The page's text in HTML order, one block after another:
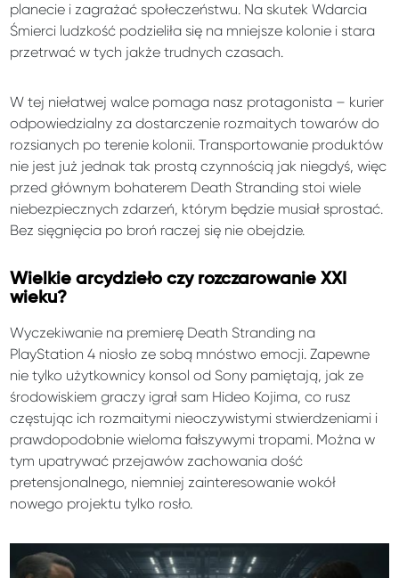
planecie i zagrażać społeczeństwu. Na skutek Wdarcia
Śmierci ludzkość podzieliła się na mniejsze kolonie i stara
przetrwać w tych jakże trudnych czasach.
W tej niełatwej walce pomaga nasz protagonista – kurier
odpowiedzialny za dostarczenie rozmaitych towarów do
rozsianych po terenie kolonii. Transportowanie produktów
nie jest już jednak tak prostą czynnością jak niegdyś, więc
przed głównym bohaterem Death Stranding stoi wiele
niebezpiecznych zdarzeń, którym będzie musiał sprostać.
Bez sięgnięcia po broń raczej się nie obejdzie.
Wielkie arcydzieło czy rozczarowanie XXI
wieku?
Wyczekiwanie na premierę Death Stranding na
PlayStation 4 niosło ze sobą mnóstwo emocji. Zapewne
nie tylko użytkownicy konsol od Sony pamiętają, jak ze
środowiskiem graczy igrał sam Hideo Kojima, co rusz
częstując ich rozmaitymi nieoczywistymi stwierdzeniami i
prawdopodobnie wieloma fałszywymi tropami. Można w
tym upatrywać przejawów zachowania dość
pretensjonalnego, niemniej zainteresowanie wokół
nowego projektu tylko rosło.